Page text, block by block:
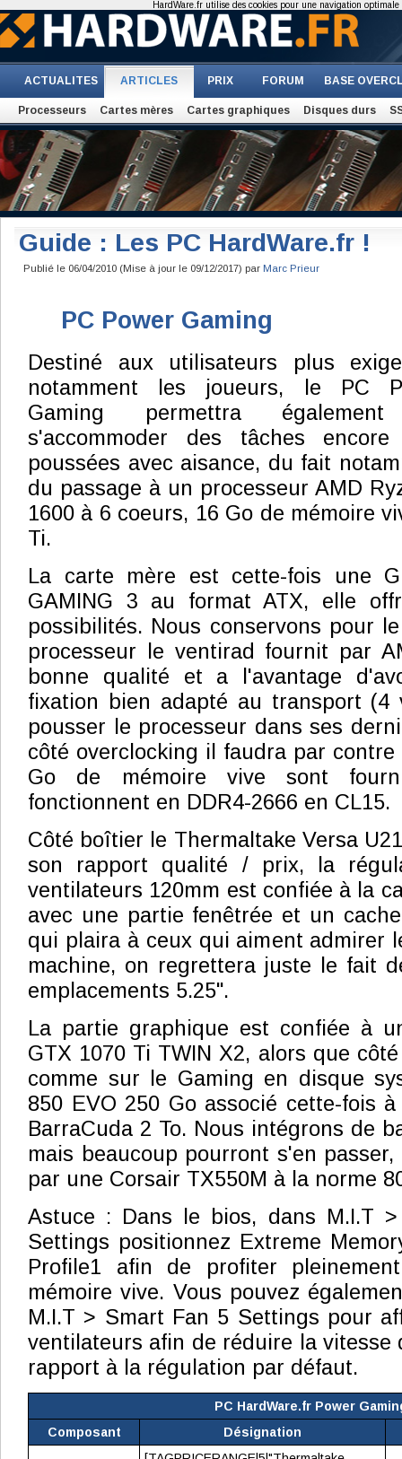
ACTUALITES ARTICLES PRIX FORUM BASE
Processeurs Cartes mères Cartes graphiques Disques durs
Guide : Les PC HardWare.fr !
Publié le 06/04/2010 (Mise à jour le 09/12/2017) par Marc Prieur
PC Power Gaming
Destiné aux utilisateurs plus
notamment les joueurs, le PC
Gaming permettra
s'accommoder des tâches
poussées avec aisance, du fait
du passage à un processeur AMD
1600 à 6 coeurs, 16 Go de mémoire
Ti.
La carte mère est cette-fois une
GAMING 3 au format ATX, elle
possibilités. Nous conservons pour
processeur le ventirad fournit par
bonne qualité et a l'avantage
fixation bien adapté au transport (4
pousser le processeur dans ses
côté overclocking il faudra par contre
Go de mémoire vive sont
fonctionnent en DDR4-2666 en CL15.
Côté boîtier le Thermaltake Versa
son rapport qualité / prix, la
ventilateurs 120mm est confiée à la
avec une partie fenêtrée et un
qui plaira à ceux qui aiment admirer
machine, on regrettera juste le fait
emplacements 5.25".
La partie graphique est confiée à
GTX 1070 Ti TWIN X2, alors que
comme sur le Gaming en disque
850 EVO 250 Go associé cette-fois
BarraCuda 2 To. Nous intégrons de
mais beaucoup pourront s'en
par une Corsair TX550M à la norme
Astuce : Dans le bios, dans M.I.T >
Settings positionnez Extreme
Profile1 afin de profiter
mémoire vive. Vous pouvez
M.I.T > Smart Fan 5 Settings pour
ventilateurs afin de réduire la vitesse
rapport à la régulation par défaut.
PC HardWare.fr Power
Composant
Désignation
HardWare.fr utilise des cookies pour une navigation